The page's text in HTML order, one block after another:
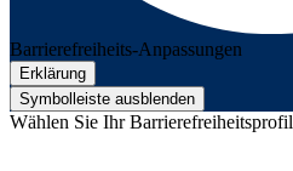
Barrierefreiheits-Anpassungen
Erklärung
Symbolleiste ausblenden
Wählen Sie Ihr Barrierefreiheitsprofil